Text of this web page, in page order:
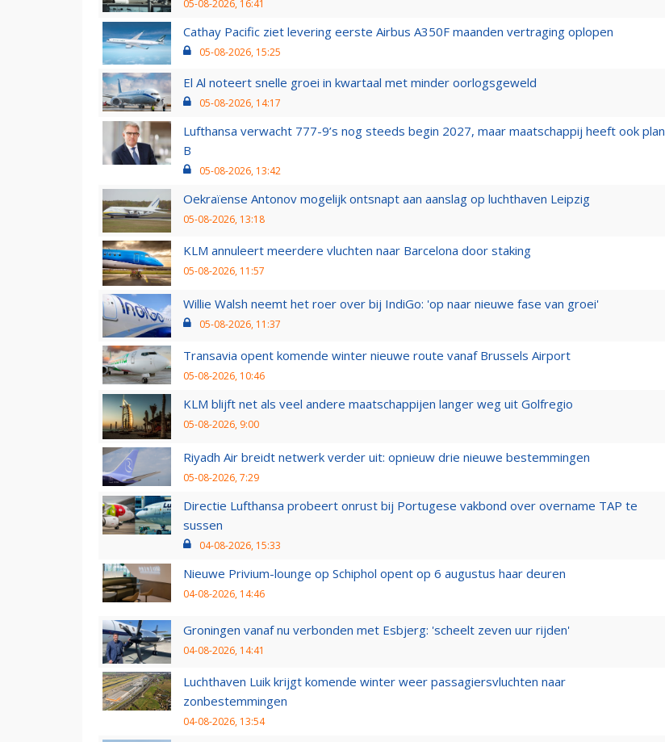
05-08-2026, 16:41
Cathay Pacific ziet levering eerste Airbus A350F maanden vertraging oplopen
05-08-2026, 15:25
El Al noteert snelle groei in kwartaal met minder oorlogsgeweld
05-08-2026, 14:17
Lufthansa verwacht 777-9’s nog steeds begin 2027, maar maatschappij heeft ook plan
B
05-08-2026, 13:42
Oekraïense Antonov mogelijk ontsnapt aan aanslag op luchthaven Leipzig
05-08-2026, 13:18
KLM annuleert meerdere vluchten naar Barcelona door staking
05-08-2026, 11:57
Willie Walsh neemt het roer over bij IndiGo: 'op naar nieuwe fase van groei'
05-08-2026, 11:37
Transavia opent komende winter nieuwe route vanaf Brussels Airport
05-08-2026, 10:46
KLM blijft net als veel andere maatschappijen langer weg uit Golfregio
05-08-2026, 9:00
Riyadh Air breidt netwerk verder uit: opnieuw drie nieuwe bestemmingen
05-08-2026, 7:29
Directie Lufthansa probeert onrust bij Portugese vakbond over overname TAP te
sussen
04-08-2026, 15:33
Nieuwe Privium-lounge op Schiphol opent op 6 augustus haar deuren
04-08-2026, 14:46
Groningen vanaf nu verbonden met Esbjerg: 'scheelt zeven uur rijden'
04-08-2026, 14:41
Luchthaven Luik krijgt komende winter weer passagiersvluchten naar
zonbestemmingen
04-08-2026, 13:54